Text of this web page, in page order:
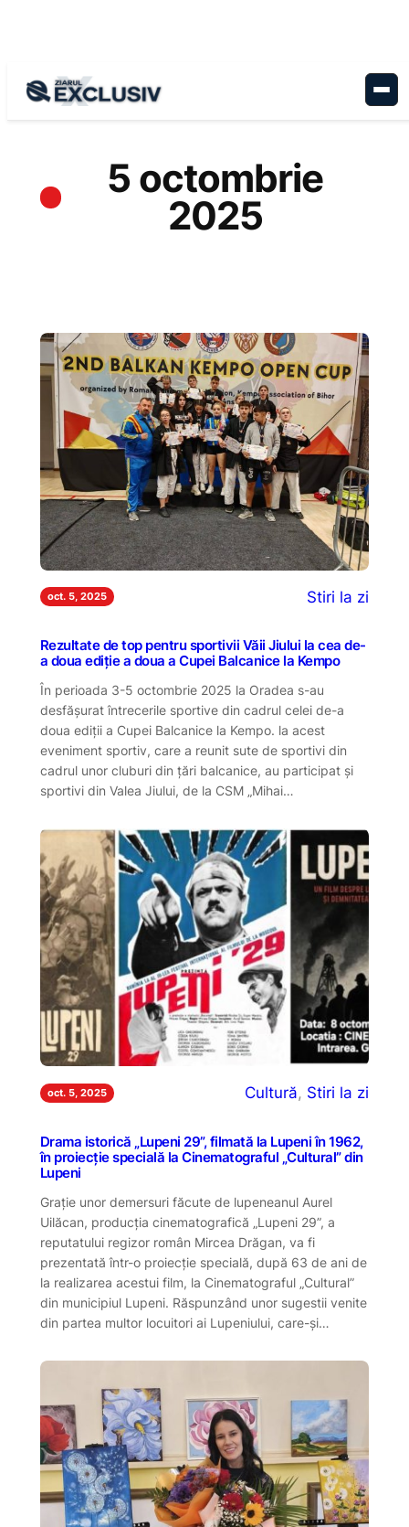
5 octombrie
2025
oct. 5, 2025 Stiri la zi
Rezultate de top pentru sportivii Văii Jiului la cea de-
a doua ediție a doua a Cupei Balcanice la Kempo
În perioada 3-5 octombrie 2025 la Oradea s-au
desfășurat întrecerile sportive din cadrul celei de-a
doua ediții a Cupei Balcanice la Kempo. la acest
eveniment sportiv, care a reunit sute de sportivi din
cadrul unor cluburi din țări balcanice, au participat și
sportivi din Valea Jiului, de la CSM „Mihai…
oct. 5, 2025 Cultură, Stiri la zi
Drama istorică „Lupeni 29”, filmată la Lupeni în 1962,
în proiecție specială la Cinematograful „Cultural” din
Lupeni
Grație unor demersuri făcute de lupeneanul Aurel
Uilăcan, producția cinematografică „Lupeni 29”, a
reputatului regizor român Mircea Drăgan, va fi
prezentată într-o proiecție specială, după 63 de ani de
la realizarea acestui film, la Cinematograful „Cultural”
din municipiul Lupeni. Răspunzând unor sugestii venite
din partea multor locuitori ai Lupeniului, care-și…